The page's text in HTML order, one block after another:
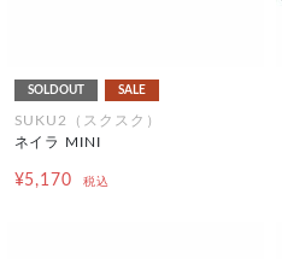
SOLDOUT SALE
SUKU2（スクスク）
ネイラ MINI
¥5,170 税込